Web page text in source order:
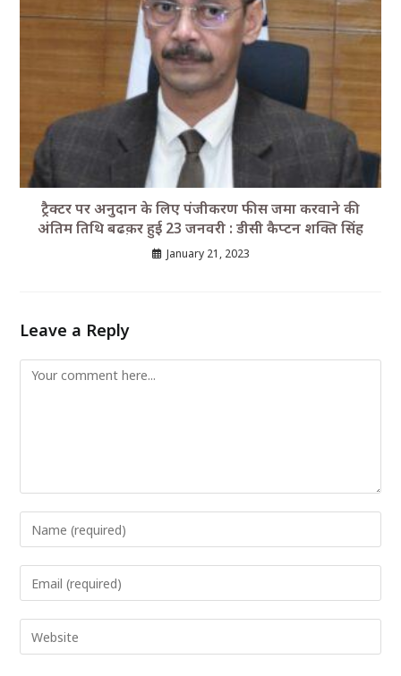
ट्रैक्टर पर अनुदान के लिए पंजीकरण फीस जमा करवाने की
अंतिम तिथि बढक़र हुई 23 जनवरी : डीसी कैप्टन शक्ति सिंह
January 21, 2023
Leave a Reply